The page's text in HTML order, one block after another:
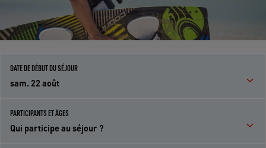
DATE DE DÉBUT DU SÉJOUR
sam. 22 août
PARTICIPANTS ET ÂGES
Qui participe au séjour ?